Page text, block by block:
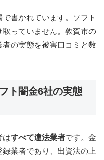
書かれています。ソフト
っていません。敦賀市の
の実態を被害口コミと数
ト闇金6社の実態
はすべて違法業者です。金
業者であり、出資法の上